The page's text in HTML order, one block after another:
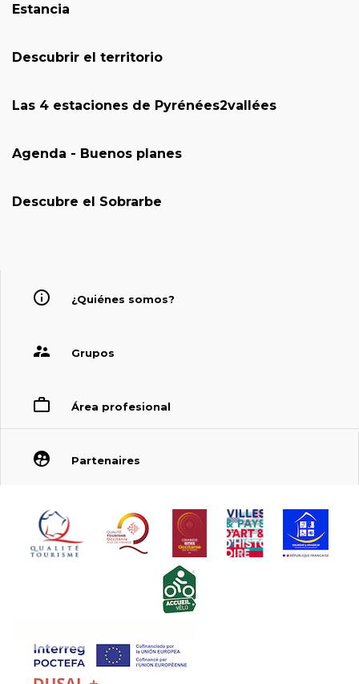
Estancia
Descubrir el territorio
Las 4 estaciones de Pyrénées2vallées
Agenda - Buenos planes
Descubre el Sobrarbe
¿Quiénes somos?
Grupos
Área profesional
Partenaires